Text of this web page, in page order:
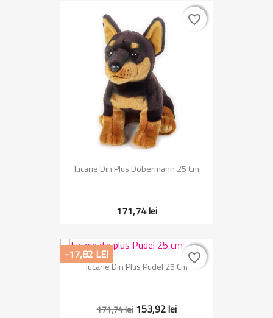
Jucarie Din Plus Dobermann 25 Cm
171,74 lei
favorite_border
favorite_border
Jucarie Din Plus Pudel 25 Cm
171,74 lei 153,92 lei
-17,82 LEI favorite_border
favorite_border